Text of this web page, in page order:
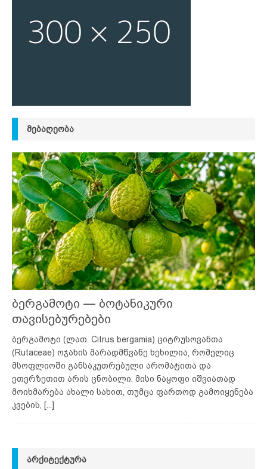
ᲛᲔᲑᲐᲦᲔᲝᲑᲐ
ბერგამოტი — ბოტანიკური
თავისებურებები
ბერგამოტი (ლათ. Citrus bergamia) ციტრუსოვანთა
(Rutaceae) ოჯახის მარადმწვანე ხეხილია, რომელიც
მსოფლიოში განსაკუთრებული არომატითა და
ეთერზეთით არის ცნობილი. მისი ნაყოფი იშვიათად
მოიხმარება ახალი სახით, თუმცა ფართოდ გამოიყენება
კვების,
[...]
ᲐᲠᲥᲘᲢᲔᲥᲢᲣᲠᲐ